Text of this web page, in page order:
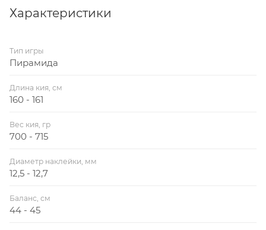
Характеристики
Тип игры
Пирамида
Длина кия, см
160 - 161
Вес кия, гр
700 - 715
Диаметр наклейки, мм
12,5 - 12,7
Баланс, см
44 - 45